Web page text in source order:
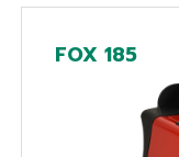
FOX 185